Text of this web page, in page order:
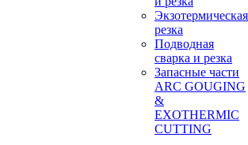
Экзотермическая
резка
Подводная
сварка и резка
Запасные части
ARC GOUGING
&
EXOTHERMIC
CUTTING